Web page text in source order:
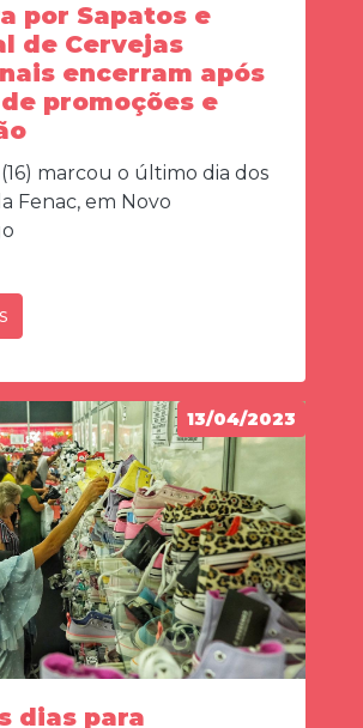
por Sapatos e
de Cervejas
encerram após
de promoções e
marcou o último dia dos
Fenac, em Novo
13/04/2023
dias para